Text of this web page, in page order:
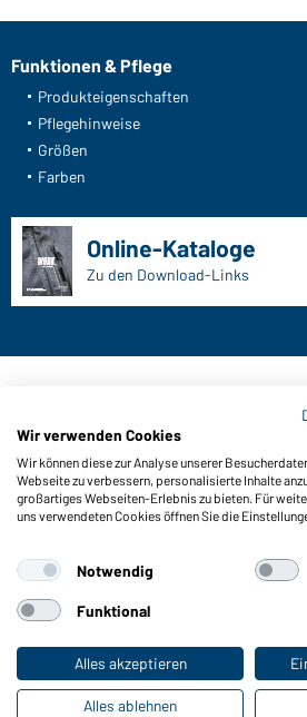
Funktionen & Pflege
Produkteigenschaften
Pflegehinweise
Größen
Farben
Online-Kataloge
Zu den Download-Links
Gustav Daiber GmbH
Vor dem Weißen Stein 25-31
D-72461 Albstadt
Zu den Katalogen
Impressum Datenschutz Cookie-
Wir verwenden Cookies
Wir können diese zur Analyse unserer
Webseite zu verbessern, personalisierte Inhalte
großartiges Webseiten-Erlebnis zu bieten. Für
uns verwendeten Cookies öffnen Sie die
Notwendig
Funktional
Alles akzeptieren
Alles ablehnen